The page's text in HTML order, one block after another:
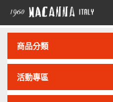
商品分類
活動專區